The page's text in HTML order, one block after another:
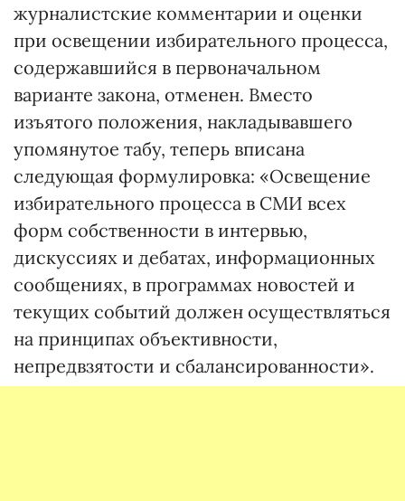
журналистские комментарии и оценки
при освещении избирательного процесса,
содержавшийся в первоначальном
варианте закона, отменен. Вместо
изъятого положения, накладывавшего
упомянутое табу, теперь вписана
следующая формулировка: «Освещение
избирательного процесса в СМИ всех
форм собственности в интервью,
дискуссиях и дебатах, информационных
сообщениях, в программах новостей и
текущих событий должен осуществляться
на принципах объективности,
непредвзятости и сбалансированности».